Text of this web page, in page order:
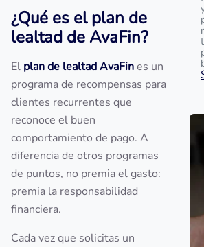
¿Qué es el plan de
lealtad de AvaFin?
El plan de lealtad AvaFines un
programa de recompensas para
clientes recurrentes que
reconoce el buen
comportamiento de pago. A
diferencia de otros programas
de puntos, no premia el gasto:
premia la responsabilidad
financiera.
Cada vez que solicitas un